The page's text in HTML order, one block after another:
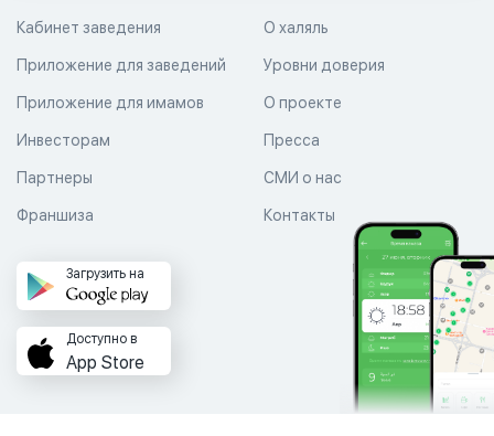
О халяль
Уровни доверия
Кабинет заведения
Приложение для заведений
Приложение для имамов О проекте
Пресса
СМИ о нас
Контакты
Инвесторам
Партнеры
Франшиза
Загрузить на
Доступно в
App Store